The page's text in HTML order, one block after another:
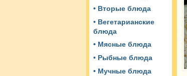
• Вторые блюда
• Вегетарианские
блюда
• Мясные блюда
• Рыбные блюда
• Мучные блюда